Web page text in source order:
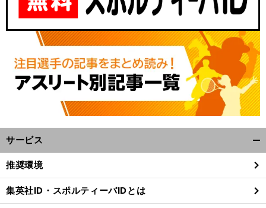
サービス
閉
る
推奨環境
集英社ID・スポルティーバIDとは